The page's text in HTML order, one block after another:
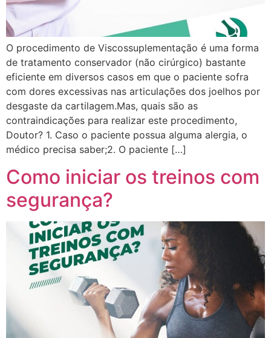
O procedimento de Viscossuplementação é uma forma
de tratamento conservador (não cirúrgico) bastante
eficiente em diversos casos em que o paciente sofra
com dores excessivas nas articulações dos joelhos por
desgaste da cartilagem.Mas, quais são as
contraindicações para realizar este procedimento,
Doutor? 1. Caso o paciente possua alguma alergia, o
médico precisa saber;2. O paciente […]
Como iniciar os treinos com
segurança?